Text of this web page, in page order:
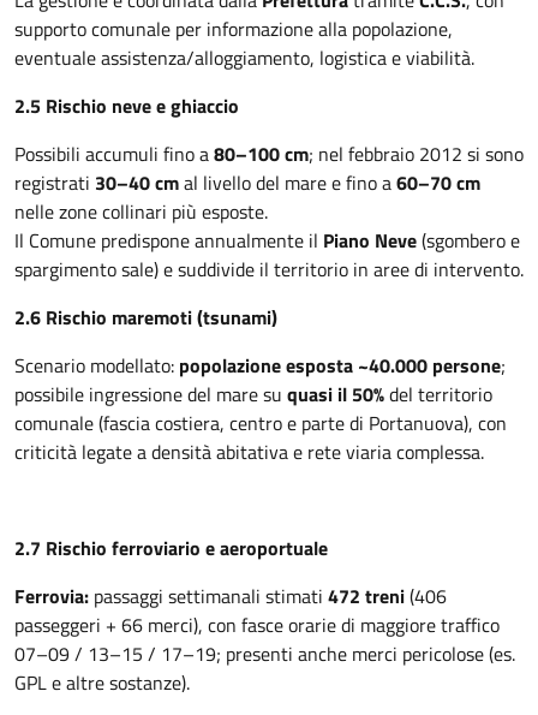
supporto comunale per informazione alla popolazione,
eventuale assistenza/alloggiamento, logistica e viabilità.
2.5 Rischio neve e ghiaccio
Possibili accumuli fino a80–100 cm; nel febbraio 2012 si sono
registrati 30–40 cmal livello del mare e fino a60–70 cm
nelle zone collinari più esposte.
Il Comune predispone annualmente il Piano Neve(sgombero e
spargimento sale) e suddivide il territorio in aree di intervento.
2.6 Rischio maremoti (tsunami)
Scenario modellato: popolazione esposta ~40.000 persone;
possibile ingressione del mare su quasi il 50%del territorio
comunale (fascia costiera, centro e parte di Portanuova), con
criticità legate a densità abitativa e rete viaria complessa.
2.7 Rischio ferroviario e aeroportuale
Ferrovia: passaggi settimanali stimati 472 treni(406
passeggeri + 66 merci), con fasce orarie di maggiore traffico
07–09 / 13–15 / 17–19; presenti anche merci pericolose (es.
GPL e altre sostanze).